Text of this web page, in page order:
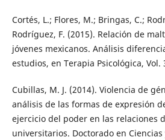
Cortés, L.; Flores, M.; Bringas, C.;
Rodríguez, F. (2015). Relación de
jóvenes mexicanos. Análisis
estudios, en Terapia Psicológica, Vol.
Cubillas, M. J. (2014). Violencia de
análisis de las formas de expresión
ejercicio del poder en las relaciones
universitarios. Doctorado en